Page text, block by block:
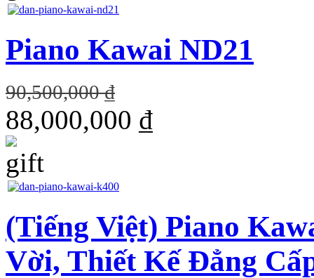
Piano Kawai ND21
90,500,000 ₫
88,000,000 ₫
(Tiếng Việt) Piano
Vời, Thiết Kế Đẳng